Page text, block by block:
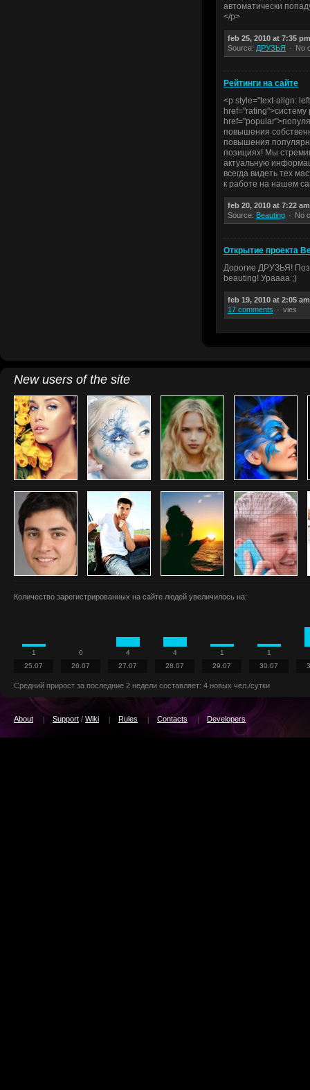
автоматически
</p>
feb 25, 2010 at 7:35 pm
Source: ДРУЗЬЯ No
Рейтинги на сайте
<p style="text-align:
повышения
повышения
позициях! Мы
актуальную
всегда видеть тех
к работе на нашем
feb 20, 2010 at 7:22 am
Source: Beauting No
Открытие проекта
Дорогие ДРУЗЬЯ!
beauting! Ураааа ;)
feb 19, 2010 at 2:05 am
17 comments
vies
New users of the site
Количество зарегистрированных на сайте людей увеличилось на:
1
25.07
0
26.07
4
27.07
4
28.07
1
29.07
1
30.07
Средний прирост за последние 2 недели составляет: 4 новых чел./сутки
About Support / Wiki Rules Contacts Developers